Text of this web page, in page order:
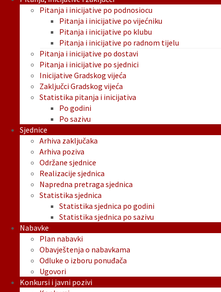
Pitanja i inicijative po podnosiocu
Pitanja i inicijative po vijećniku
Pitanja i inicijative po klubu
Pitanja i inicijative po radnom tijelu
Pitanja i inicijative po dostavi
Pitanja i inicijative po sjednici
Inicijative Gradskog vijeća
Zaključci Gradskog vijeća
Statistika pitanja i inicijativa
Po godini
Po sazivu
Sjednice
Arhiva zaključaka
Arhiva poziva
Održane sjednice
Realizacije sjednica
Napredna pretraga sjednica
Statistika sjednica
Statistika sjednica po godini
Statistika sjednica po sazivu
Nabavke
Plan nabavki
Obavještenja o nabavkama
Odluke o izboru ponuđača
Ugovori
Konkursi i javni pozivi